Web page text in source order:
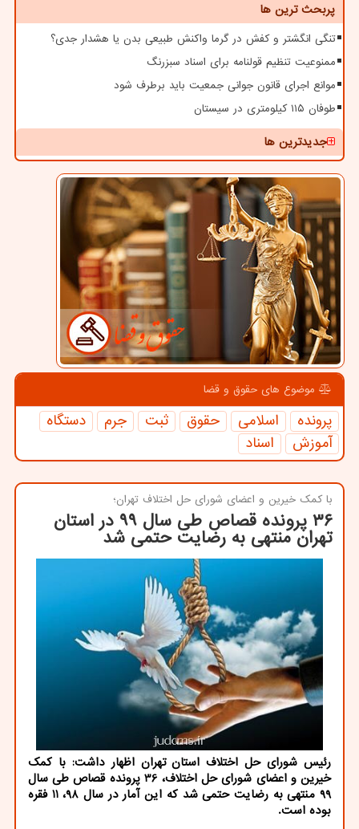
پربحث ترین ها
تنگی انگشتر و کفش در گرما واکنش طبیعی بدن یا هشدار جدی؟
ممنوعیت تنظیم قولنامه برای اسناد سبزرنگ
موانع اجرای قانون جوانی جمعیت باید برطرف شود
طوفان ۱۱۵ کیلومتری در سیستان
جدیدترین ها
موضوع های حقوق و قضا
پرونده اسلامی حقوق ثبت جرم
دستگاه
آموزش
اسناد
با كمك خیرین و اعضای شورای حل اختلاف تهران؛
۳۶ پرونده قصاص طی سال ۹۹ در استان
تهران منتهی به رضایت حتمی شد
رئیس شورای حل اختلاف استان تهران اظهار داشت: با کمک
خیرین و اعضای شورای حل اختلاف، 36 پرونده قصاص طی سال
99 منتهی به رضایت حتمی شد که این آمار در سال 98، 11 فقره
بوده است.